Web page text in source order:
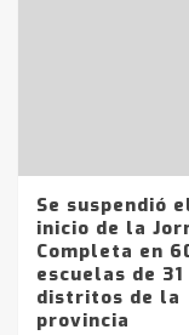
Se suspendió
inicio de la
Completa en
escuelas de 31
distritos de la
provincia